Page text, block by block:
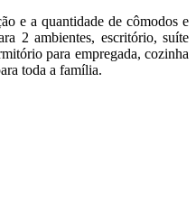
e a quantidade de cômodos e
2 ambientes, escritório, suíte
para empregada, cozinha
toda a família.